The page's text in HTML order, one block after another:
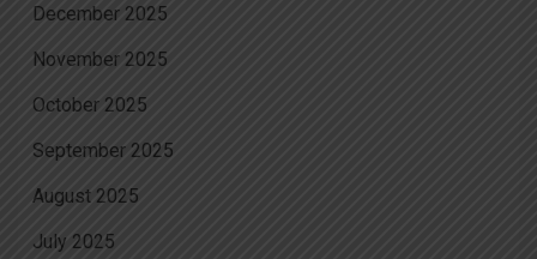
December 2025
November 2025
October 2025
September 2025
August 2025
July 2025